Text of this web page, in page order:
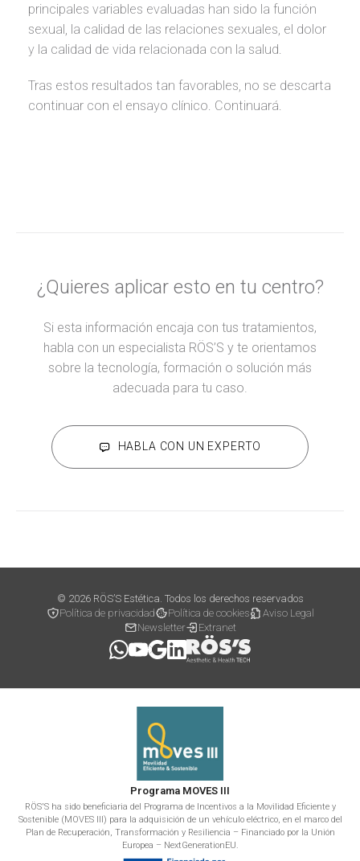
principales variables evaluadas han sido la función
sexual, la calidad de las relaciones sexuales, el dolor
y la calidad de vida relacionada con la salud.
Tras estos resultados tan favorables, no se descarta
continuar con el ensayo clínico. Continuará.
¿Quieres aplicar esto en tu centro?
Si esta información encaja con tus tratamientos,
habla con un especialista RÖS’S y te orientamos
sobre la tecnología, formación o solución más
adecuada para tu caso.
HABLA CON UN EXPERTO
© 2026 RÖS’S Estética. Todos los derechos reservados
Política de privacidad
Política de cookies
Aviso Legal
Newsletter
Extranet
Programa MOVES III
RÖS'S ha sido beneficiaria del Programa de Incentivos a la Movilidad Eficiente y
Sostenible (MOVES III) para la adquisición de un vehículo eléctrico, en el marco del
Plan de Recuperación, Transformación y Resiliencia – Financiado por la Unión
Europea – NextGenerationEU.